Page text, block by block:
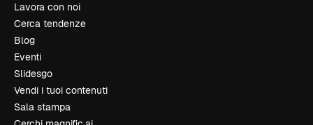
Lavora con noi
Cerca tendenze
Blog
Eventi
Slidesgo
Vendi i tuoi contenuti
Sala stampa